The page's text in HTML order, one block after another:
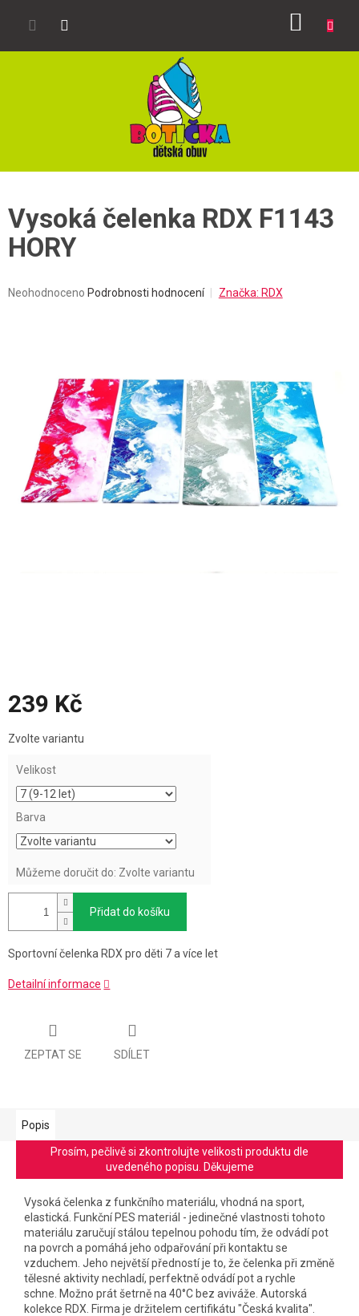
Vysoká čelenka RDX F1143
HORY
Průměrné
hvězdiček.
Neohodnoceno Podrobnosti hodnocení Značka: RDX
239 Kč
cena:
Zvolte variantu
Velikost
Barva
Můžeme doručit do: Zvolte variantu
Přidat do košíku
Sportovní čelenka RDX pro děti 7 a více let
Detailní informace
ZEPTAT SE SDÍLET
Popis
Prosím, pečlivě si zkontrolujte velikosti produktu dle
uvedeného popisu. Děkujeme
Vysoká čelenka z funkčního materiálu, vhodná na sport,
elastická. Funkční PES materiál - jedinečné vlastnosti tohoto
materiálu zaručují stálou tepelnou pohodu tím, že odvádí pot
na povrch a pomáhá jeho odpařování při kontaktu se
vzduchem. Jeho největší předností je to, že čelenka při změně
tělesné aktivity nechladí, perfektně odvádí pot a rychle
schne. Možno prát šetrně na 40°C bez aviváže. Autorská
kolekce RDX. Firma je držitelem certifikátu "Česká kvalita".